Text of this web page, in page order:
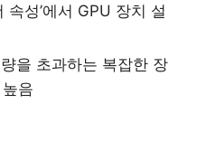
속성’에서 GPU 장치 설
을 초과하는 복잡한 장
음